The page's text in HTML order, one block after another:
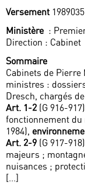
Versement
Ministère :
Direction : Cabinet
Sommaire
Cabinets de Pierre
ministres :
Dresch, chargés
Art. 1-2 (G 916-
fonctionnement du
1984),
Art. 2-9 (G 917-
majeurs ;
nuisances ;
[...]